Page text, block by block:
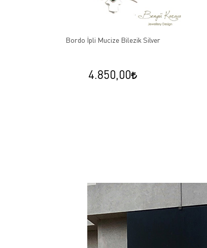
Bordo İpli Mucize Bilezik Silver
4.850,00